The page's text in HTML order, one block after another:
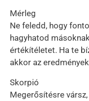
Mérleg
Ne feledd, hogy
hagyhatod
értékítéletet. Ha te
akkor az
Skorpió
Megerősítésre